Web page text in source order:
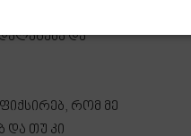
და
რომ მე
და თუ კი